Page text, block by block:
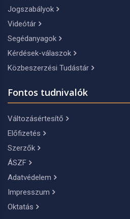
Jogszabályok
Videótár
Segédanyagok
Kérdések-válaszok
Közbeszerzési Tudástár
Fontos tudnivalók
Változásértesítő
Előfizetés
Szerzők
ÁSZF
Adatvédelem
Impresszum
Oktatás